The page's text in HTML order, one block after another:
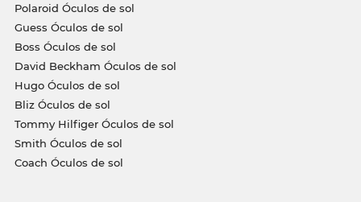
Polaroid Óculos de sol
Guess Óculos de sol
Boss Óculos de sol
David Beckham Óculos de sol
Hugo Óculos de sol
Bliz Óculos de sol
Tommy Hilfiger Óculos de sol
Smith Óculos de sol
Coach Óculos de sol